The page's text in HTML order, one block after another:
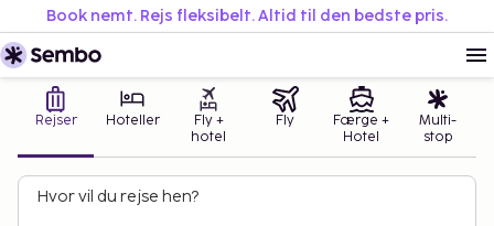
Book nemt. Rejs fleksibelt. Altid til den bedste pris.
Rejser Hoteller
Fly +
hotel
Fly
Færge +
Hotel
Multi-
stop
Hvor vil du rejse hen?